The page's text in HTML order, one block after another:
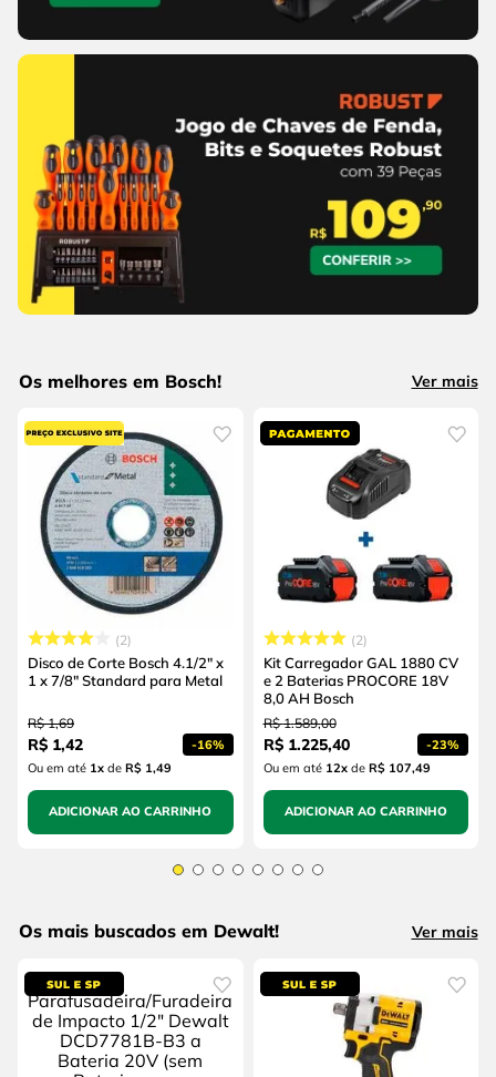
Os melhores em Bosch! Ver mais
2
Disco de Corte Bosch 4.1/2" x
1 x 7/8" Standard para Metal
R$ 1,69
R$ 1,42 -16%
Ou em até 1x de R$ 1,49
ADICIONAR AO CARRINHO
2
Kit Carregador GAL 1880 CV
e 2 Baterias PROCORE 18V
8,0 AH Bosch
R$ 1.589,00
R$ 1.225,40 -23%
Ou em até 12xde R$ 107,49
ADICIONAR AO CARRINHO
Os mais buscados em Dewalt! Ver mais